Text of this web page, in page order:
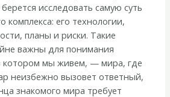
исследовать самую суть
комплекса: его технологии,
планы и риски. Такие
важны для понимания
котором мы живем, — мира, где
неизбежно вызовет ответный,
знакомого мира требует